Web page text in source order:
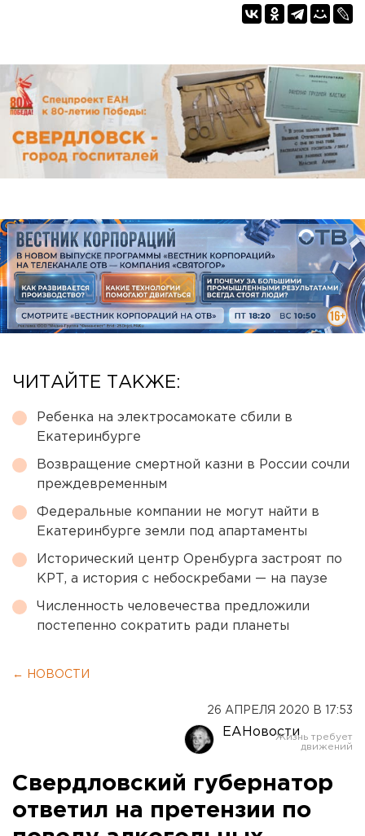
ЧИТАЙТЕ ТАКЖЕ:
Ребенка на электросамокате сбили в
Екатеринбурге
Возвращение смертной казни в России сочли
преждевременным
Федеральные компании не могут найти в
Екатеринбурге земли под апартаменты
Исторический центр Оренбурга застроят по
КРТ, а история с небоскребами — на паузе
Численность человечества предложили
постепенно сократить ради планеты
← НОВОСТИ
26 АПРЕЛЯ 2020 В 17:53
ЕАНовости
Свердловский губернатор
ответил на претензии по